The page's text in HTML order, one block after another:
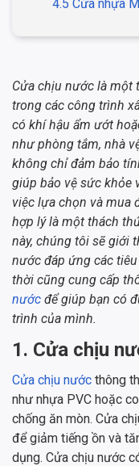
4.5 Cửa nhựa
Cửa chịu nước là một
trong các công trình
có khí hậu ẩm ướt
như phòng tắm, nhà
không chỉ đảm bảo
giúp bảo vệ sức khỏe
việc lựa chọn và mua
hợp lý là một thách
này, chúng tôi sẽ giới
nước đáp ứng các
thời cũng cung cấp
nước để giúp bạn có
trình của mình.
1. Cửa chịu
Cửa chịu nước thông
như nhựa PVC hoặc
chống ăn mòn. Cửa
để giảm tiếng ồn và
dụng. Cửa chịu nước